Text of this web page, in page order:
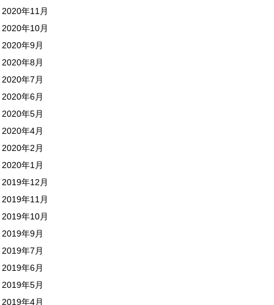
2020年11月
2020年10月
2020年9月
2020年8月
2020年7月
2020年6月
2020年5月
2020年4月
2020年2月
2020年1月
2019年12月
2019年11月
2019年10月
2019年9月
2019年7月
2019年6月
2019年5月
2019年4月